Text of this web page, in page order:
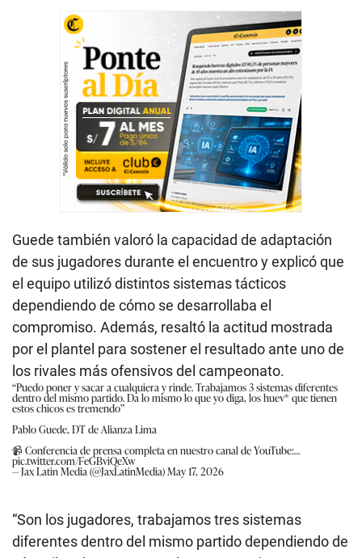
Guede también valoró la capacidad de adaptación
de sus jugadores durante el encuentro y explicó que
el equipo utilizó distintos sistemas tácticos
dependiendo de cómo se desarrollaba el
compromiso. Además, resaltó la actitud mostrada
por el plantel para sostener el resultado ante uno de
los rivales más ofensivos del campeonato.
“Puedo poner y sacar a cualquiera y rinde. Trabajamos 3 sistemas diferentes
dentro del mismo partido. Da lo mismo lo que yo diga, los huev* que tienen
estos chicos es tremendo”
Pablo Guede, DT de Alianza Lima
📹 Conferencia de prensa completa en nuestro canal de YouTube:…
pic.twitter.com/FeGBviQeXw
— Jax Latin Media (@JaxLatinMedia)May 17, 2026
“Son los jugadores, trabajamos tres sistemas
diferentes dentro del mismo partido dependiendo de